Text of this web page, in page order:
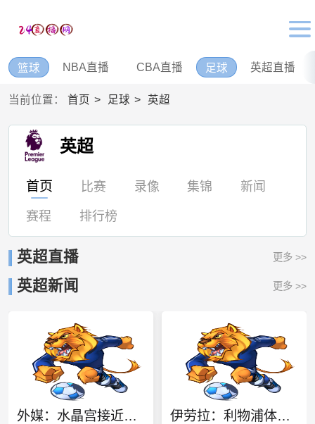
篮球 NBA直播 CBA直播 足球 英超直播
当前位置： 首页 足球 英超
英超
首页 比赛 录像 集锦 新闻
赛程 排行榜
英超直播 更多 >>
英超新闻 更多 >>
外媒：水晶宫接近签下哈莱利，转会费略低于3000万欧元 伊劳拉：利物浦体能储备不足，还无法维持90分钟的高强度比赛